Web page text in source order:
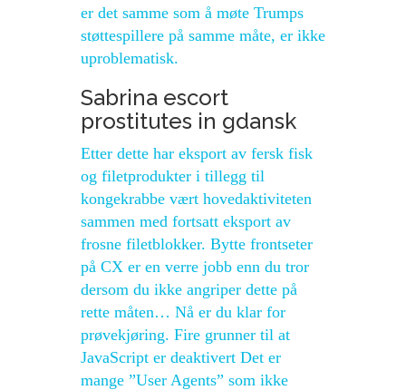
er det samme som å møte Trumps
støttespillere på samme måte, er ikke
uproblematisk.
Sabrina escort
prostitutes in gdansk
Etter dette har eksport av fersk fisk
og filetprodukter i tillegg til
kongekrabbe vært hovedaktiviteten
sammen med fortsatt eksport av
frosne filetblokker. Bytte frontseter
på CX er en verre jobb enn du tror
dersom du ikke angriper dette på
rette måten… Nå er du klar for
prøvekjøring. Fire grunner til at
JavaScript er deaktivert Det er
mange ”User Agents” som ikke